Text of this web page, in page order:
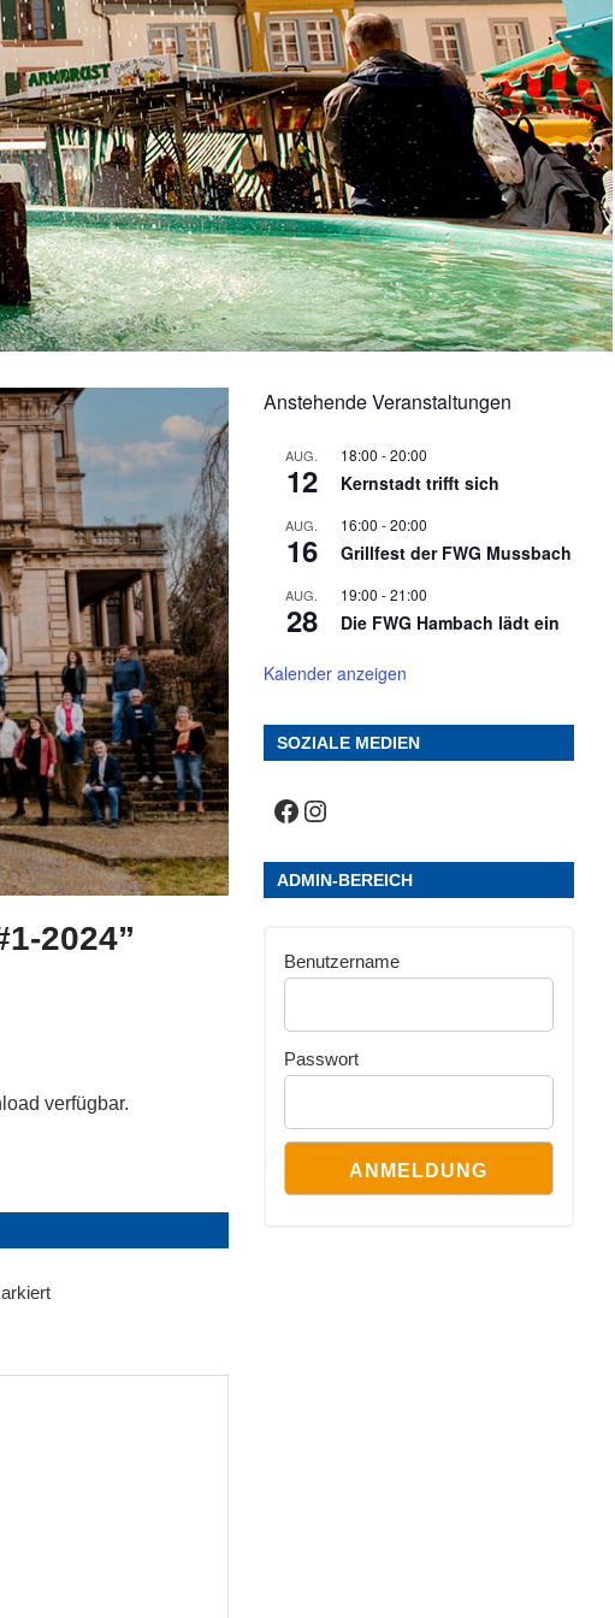
2024”
verfügbar.
Anstehende Veranstaltungen
AUG.
12
18:00 -20:00
Kernstadt trifft sich
AUG.
16
16:00 -20:00
Grillfest der FWG Mussbach
AUG.
28
19:00 -21:00
Die FWG Hambach lädt ein
Kalender anzeigen
SOZIALE MEDIEN
Facebook
Instagram
ADMIN-BEREICH
Benutzername
Passwort